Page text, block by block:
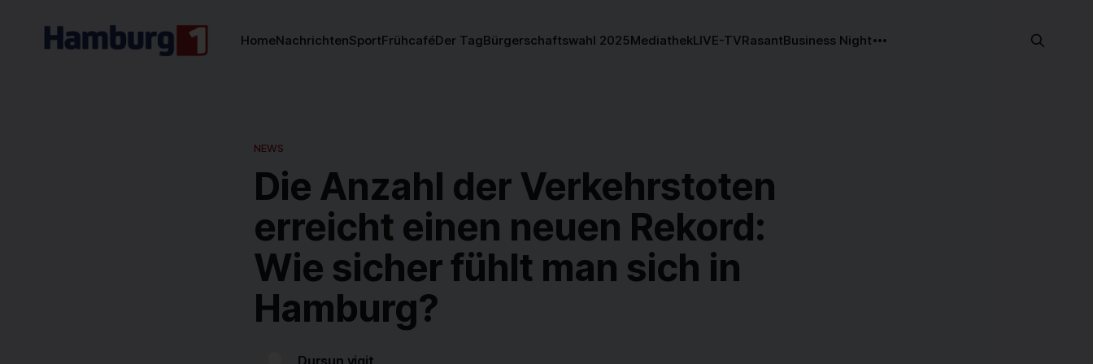
HomeNachrichtenSportFrühcaféDer TagBürgerschaftswahl 2025MediathekLIVE-TVRasantBusiness Night
NEWS
Die Anzahl der Verkehrstoten
erreicht einen neuen Rekord:
Wie sicher fühlt man sich in
Hamburg?
Dursun yigit